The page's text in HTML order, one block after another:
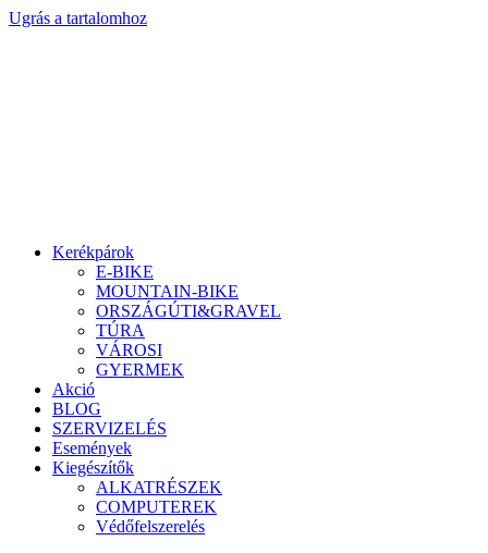
Ugrás a tartalomhoz
Kerékpárok
E-BIKE
MOUNTAIN-BIKE
ORSZÁGÚTI&GRAVEL
TÚRA
VÁROSI
GYERMEK
Akció
BLOG
SZERVIZELÉS
Események
Kiegészítők
ALKATRÉSZEK
COMPUTEREK
Védőfelszerelés